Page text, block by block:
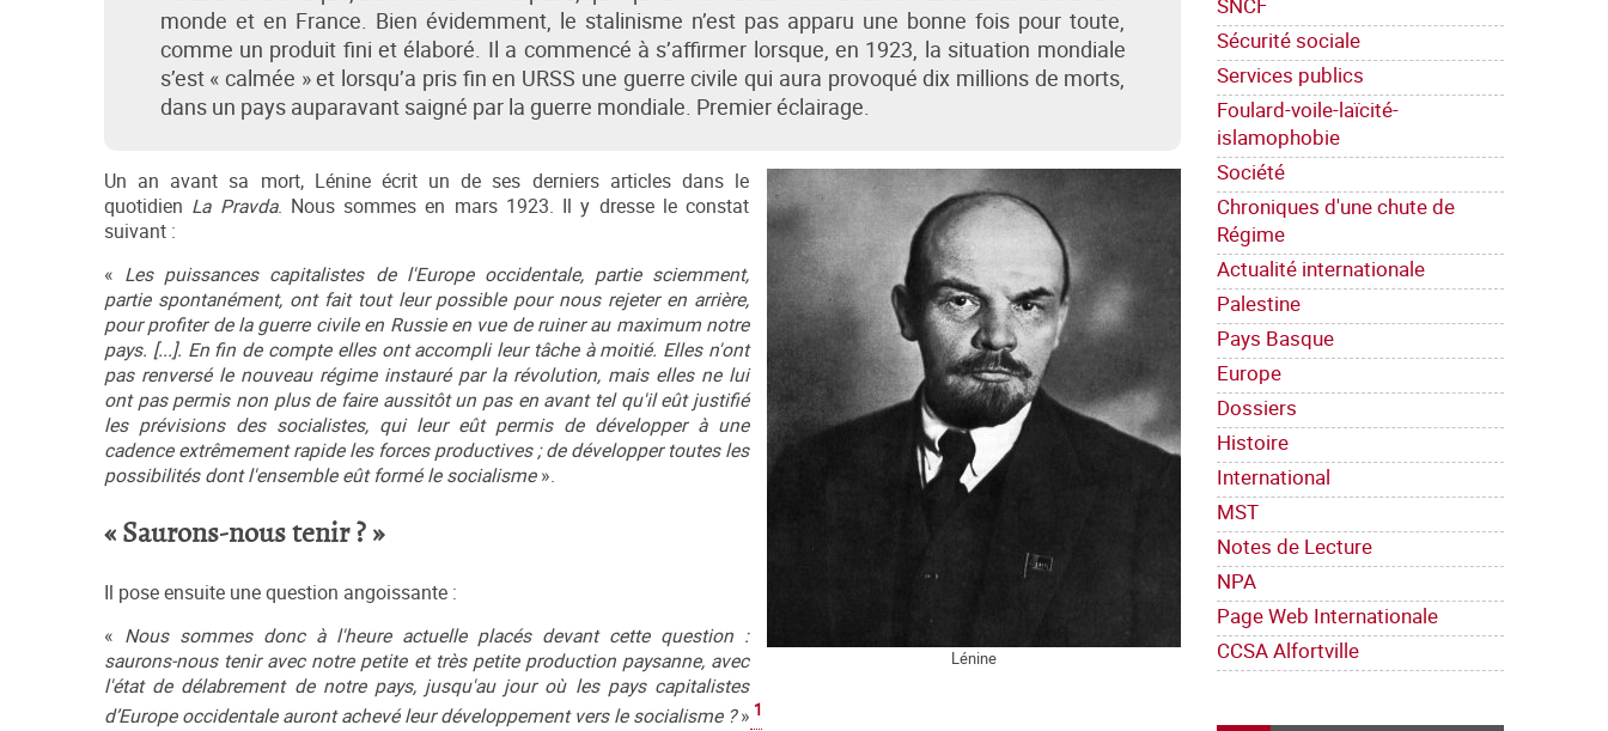
Sécurité sociale
Services publics
Foulard-voile-laïcité-
islamophobie
Société
Chroniques d'une chute de
Régime
Actualité internationale
Palestine
Pays Basque
Europe
Dossiers
Histoire
International
MST
Notes de Lecture
NPA
Page Web Internationale
CCSA Alfortville
monde et en France. Bien évidemment, le stalinisme n’est pas apparu une bonne fois pour toute,
comme un produit fini et élaboré. Il a commencé à s’affirmer lorsque, en 1923, la situation mondiale
s’est « calmée » et lorsqu’a pris fin en URSS une guerre civile qui aura provoqué dix millions de morts,
dans un pays auparavant saigné par la guerre mondiale. Premier éclairage.
Lénine
Un an avant sa mort, Lénine écrit un de ses derniers articles dans le
quotidien La Pravda. Nous sommes en mars 1923. Il y dresse le constat
suivant :
« Les puissances capitalistes de l'Europe occidentale, partie sciemment,
partie spontanément, ont fait tout leur possible pour nous rejeter en arrière,
pour profiter de la guerre civile en Russie en vue de ruiner au maximum notre
pays. [...]. En fin de compte elles ont accompli leur tâche à moitié. Elles n'ont
pas renversé le nouveau régime instauré par la révolution, mais elles ne lui
ont pas permis non plus de faire aussitôt un pas en avant tel qu'il eût justifié
les prévisions des socialistes, qui leur eût permis de développer à une
cadence extrêmement rapide les forces productives ; de développer toutes les
possibilités dont l'ensemble eût formé le socialisme».
« Saurons-nous tenir ? »
Il pose ensuite une question angoissante :
« Nous sommes donc à l'heure actuelle placés devant cette question :
saurons‑nous tenir avec notre petite et très petite production paysanne, avec
l'état de délabrement de notre pays, jusqu'au jour où les pays capitalistes
d’Europe occidentale auront achevé leur développement vers le socialisme ?» 1